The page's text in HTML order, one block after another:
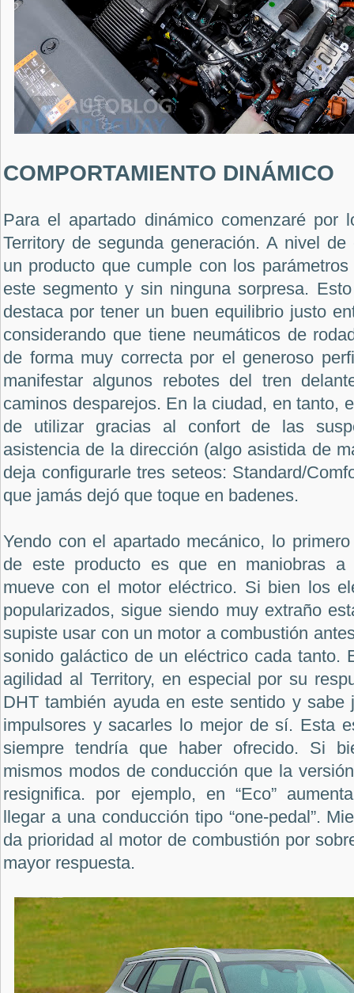
COMPORTAMIENTO DINÁMICO
Para el apartado dinámico comenzaré por
Territory de segunda generación. A nivel
un producto que cumple con los
este segmento y sin ninguna sorpresa.
destaca por tener un buen equilibrio justo
considerando que tiene neumáticos de
de forma muy correcta por el generoso
manifestar algunos rebotes del tren
caminos desparejos. En la ciudad, en tanto,
de utilizar gracias al confort de las
asistencia de la dirección (algo asistida de
deja configurarle tres seteos: Standard/
que jamás dejó que toque en badenes.
Yendo con el apartado mecánico, lo
de este producto es que en maniobras a
mueve con el motor eléctrico. Si bien los
popularizados, sigue siendo muy extraño
supiste usar con un motor a combustión
sonido galáctico de un eléctrico cada tanto.
agilidad al Territory, en especial por su
DHT también ayuda en este sentido y sabe
impulsores y sacarles lo mejor de sí. Esta
siempre tendría que haber ofrecido. Si
mismos modos de conducción que la
resignifica. por ejemplo, en “Eco”
llegar a una conducción tipo “one-pedal”.
da prioridad al motor de combustión por
mayor respuesta.